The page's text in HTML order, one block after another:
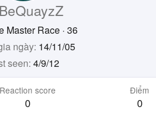
Master Race · 36
ngày 14/11/05
seen 4/9/12
Reaction score
0
Điểm
0